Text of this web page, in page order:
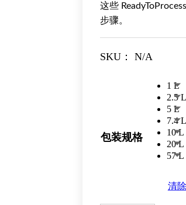
这些
步骤。
SKU： N/A
包装规格
1 L
2.5 L
5 L
7.4 L
10 L
20 L
57 L
清除